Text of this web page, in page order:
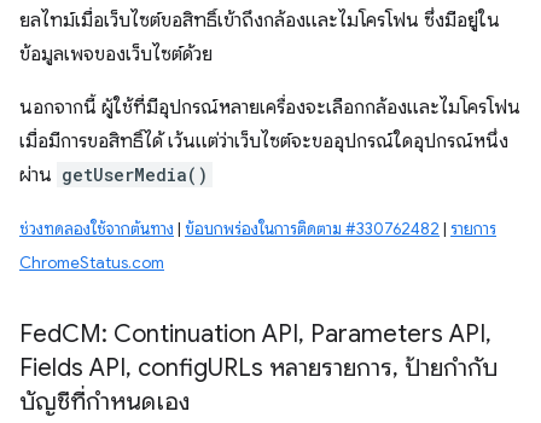
ยลไทม์เมื่อเว็บไซต์ขอสิทธิ์เข้าถึงกล้องและไมโครโฟน ซึ่งมีอยู่ใน
ข้อมูลเพจของเว็บไซต์ด้วย
นอกจากนี้ ผู้ใช้ที่มีอุปกรณ์หลายเครื่องจะเลือกกล้องและไมโครโฟน
เมื่อมีการขอสิทธิ์ได้ เว้นแต่ว่าเว็บไซต์จะขออุปกรณ์ใดอุปกรณ์หนึ่ง
ผ่าน getUserMedia()
ช่วงทดลองใช้จากต้นทาง | ข้อบกพร่องในการติดตาม #330762482 | รายการ
ChromeStatus.com
FedCM: Continuation API, Parameters API,
Fields API, configURLs หลายรายการ, ป้ายกำกับ
บัญชีที่กำหนดเอง